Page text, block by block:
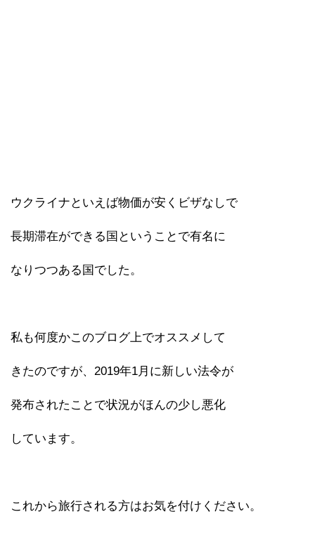
ウクライナといえば物価が安くビザなしで
長期滞在ができる国ということで有名に
なりつつある国でした。
私も何度かこのブログ上でオススメして
きたのですが、2019年1月に新しい法令が
発布されたことで状況がほんの少し悪化
しています。
これから旅行される方はお気を付けください。